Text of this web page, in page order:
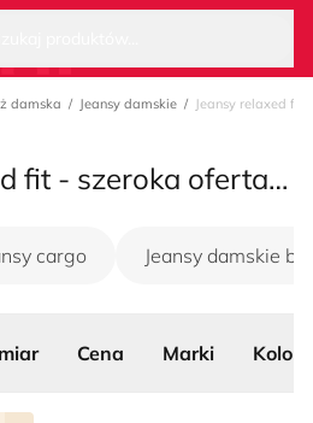
damska Jeansy damskie Jeansy relaxed fit
Jeansy relaxed fit - szeroka oferta na sezon lato 2026
cargo Jeansy damskie
Cena Marki Kolor